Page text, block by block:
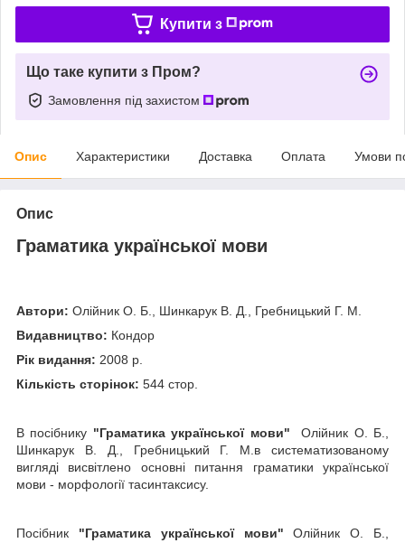
Купити з
Що таке купити з Пром?
Замовлення під захистом
Опис Характеристики Доставка Оплата Умови
Опис
Граматика української мови
Автори: Олійник О. Б., Шинкарук В. Д., Гребницький Г. М.
Видавництво: Кондор
Рік видання: 2008 р.
Кількість сторінок: 544 стор.
В посібнику "Граматика української мови" Олійник О. Б.,
Шинкарук В. Д., Гребницький Г. М.в систематизованому
вигляді висвітлено основні питання граматики української
мови - морфології тасинтаксису.
Посібник "Граматика української мови" Олійник О. Б.,